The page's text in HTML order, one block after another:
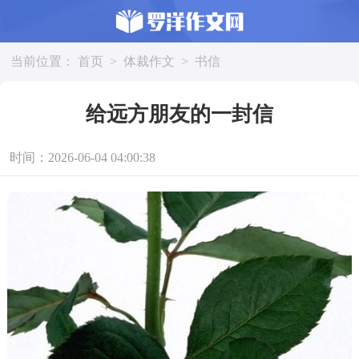
当前位置： 首页 > 体裁作文 > 书信
给远方朋友的一封信
时间：2026-06-04 04:00:38